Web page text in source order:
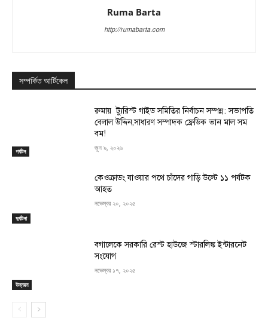
Ruma Barta
http://rumabarta.com
সম্পর্কিত আর্টিকেল
পর্যটন
রুমায় ট্যুরিস্ট গাইড সমিতির নির্বাচন সম্পন্ন: সভাপতি
বেলাল উদ্দিন,সাধারণ সম্পাদক ফ্রেডিক ভান মাল সম
বম!
জুন ৯, ২০২৬
দুর্ঘটনা
কেওক্রাডং যাওয়ার পথে চাঁদের গাড়ি উল্টে ১১ পর্যটক
আহত
নভেম্বর ২০, ২০২৫
উন্নয়ন
বগালেকে সরকারি রেস্ট হাউজে স্টারলিঙ্ক ইন্টারনেট
সংযোগ
নভেম্বর ১৭, ২০২৫